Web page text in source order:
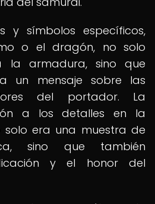
y símbolos específicos,
o el dragón, no solo
la armadura, sino que
un mensaje sobre las
del portador. La
a los detalles en la
solo era una muestra de
sino que también
y el honor del